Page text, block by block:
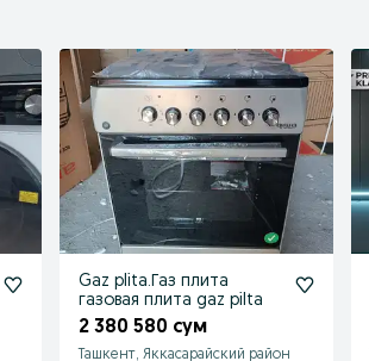
Gaz plita.Газ плита
газовая плита gaz pilta
2 380 580 сум
Ташкент, Яккасарайский район